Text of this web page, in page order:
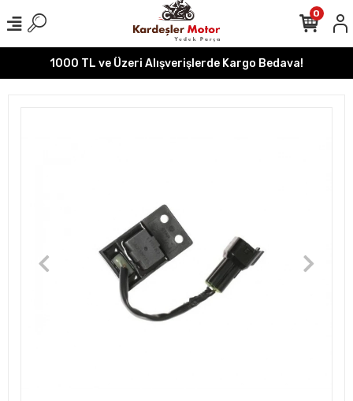
1000 TL ve Üzeri Alışverişlerde Kargo Bedava!
0